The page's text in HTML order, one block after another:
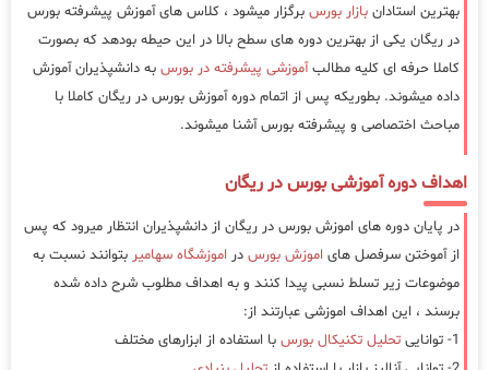
بهترین استادان بازار بورس برگزار میشود ، کلاس های آموزش پیشرفته بورس
در ریگان یکی از بهترین دوره های سطح بالا در این حیطه بودهد که بصورت
کاملا حرفه ای کلیه مطالبآموزشی پیشرفته در بورس به دانشپذیران آموزش
داده میشوند. بطوریکه پس از اتمام دوره آموزش بورس در ریگان کاملا با
مباحث اختصاصی و پیشرفته بورس آشنا میشوند.
اهداف دوره آموزشی بورس در ریگان
در پایان دوره های اموزش بورس در ریگان از دانشپذیران انتظار میرود که پس
از آموختن سرفصل های اموزش بورس در اموزشگاه سهامیر بتوانند نسبت به
موضوعات زیر تسلط نسبی پیدا کنند و به اهداف مطلوب شرح داده شده
برسند ، این اهداف اموزشی عبارتند از:
1- توانایی
تحلیل تکنیکال بورس با استفاده از ابزارهای مختلف